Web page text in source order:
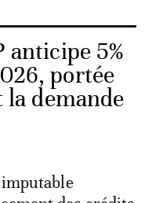
anticipe 5%
portée
demande